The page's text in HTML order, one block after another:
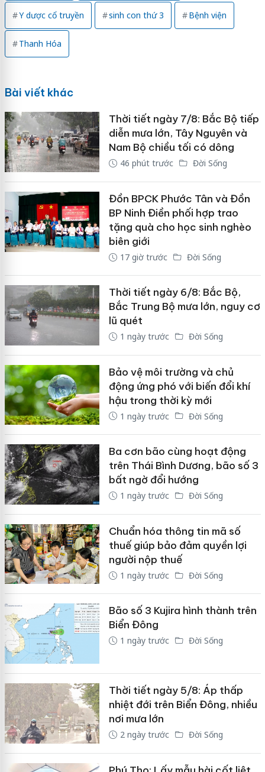
Y dược cổ truyền sinh con thứ 3 Bệnh viện
Thanh Hóa
Bài viết khác
Thời tiết ngày 7/8: Bắc Bộ tiếp
diễn mưa lớn, Tây Nguyên và
Nam Bộ chiều tối có dông
46 phút trước Đời Sống
Đồn BPCK Phước Tân và Đồn
BP Ninh Điền phối hợp trao
tặng quà cho học sinh nghèo
biên giới
17 giờ trước Đời Sống
Thời tiết ngày 6/8: Bắc Bộ,
Bắc Trung Bộ mưa lớn, nguy cơ
lũ quét
1 ngày trước Đời Sống
Bảo vệ môi trường và chủ
động ứng phó với biến đổi khí
hậu trong thời kỳ mới
1 ngày trước Đời Sống
Ba cơn bão cùng hoạt động
trên Thái Bình Dương, bão số 3
bất ngờ đổi hướng
1 ngày trước Đời Sống
Chuẩn hóa thông tin mã số
thuế giúp bảo đảm quyền lợi
người nộp thuế
1 ngày trước Đời Sống
Bão số 3 Kujira hình thành trên
Biển Đông
1 ngày trước Đời Sống
Thời tiết ngày 5/8: Áp thấp
nhiệt đới trên Biển Đông, nhiều
nơi mưa lớn
2 ngày trước Đời Sống